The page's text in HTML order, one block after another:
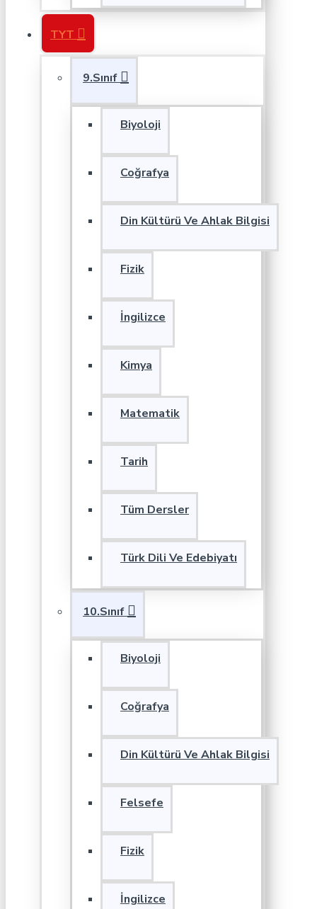
TYT
9.Sınıf
Biyoloji
Coğrafya
Din Kültürü Ve Ahlak Bilgisi
Fizik
İngilizce
Kimya
Matematik
Tarih
Tüm Dersler
Türk Dili Ve Edebiyatı
10.Sınıf
Biyoloji
Coğrafya
Din Kültürü Ve Ahlak Bilgisi
Felsefe
Fizik
İngilizce